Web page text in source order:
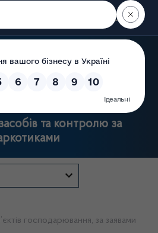
Пошук
України
та контролю за
господарювання, за заявами